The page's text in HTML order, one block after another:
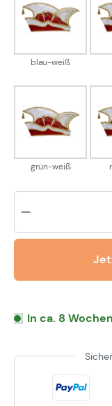
blau-weiß
blau-weiß
grün-weiß
grün-weiß
In ca. 8